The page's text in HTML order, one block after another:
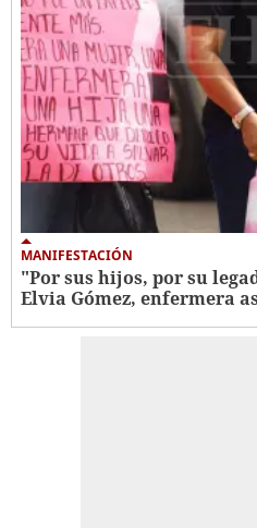
MANIFESTACIÓN
"Por sus hijos, por su
Elvia Gómez, enfermera